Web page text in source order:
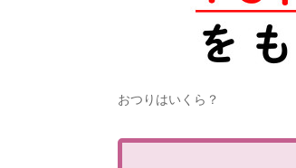
おつりはいくら？